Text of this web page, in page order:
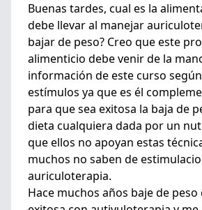
Buenas tardes, cual es la
debe llevar al manejar
bajar de peso? Creo que este
alimenticio debe venir de la
información de este curso
estímulos ya que es él
para que sea exitosa la baja de
dieta cualquiera dada por un
que ellos no apoyan estas
muchos no saben de
auriculoterapia.
Hace muchos años baje de peso